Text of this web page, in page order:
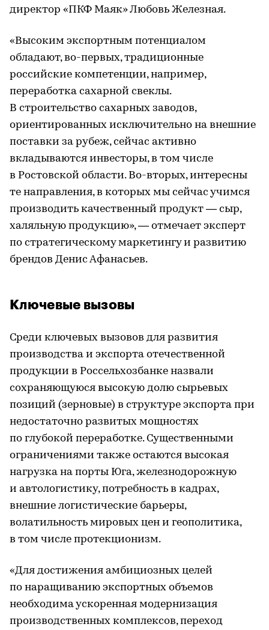
директор «ПКФ Маяк» Любовь Железная.
«Высоким экспортным потенциалом
обладают, во-первых, традиционные
российские компетенции, например,
переработка сахарной свеклы.
В строительство сахарных заводов,
ориентированных исключительно на внешние
поставки за рубеж, сейчас активно
вкладываются инвесторы, в том числе
в Ростовской области. Во-вторых, интересны
те направления, в которых мы сейчас учимся
производить качественный продукт — сыр,
халяльную продукцию», — отмечает эксперт
по стратегическому маркетингу и развитию
брендов Денис Афанасьев.
Ключевые вызовы
Среди ключевых вызовов для развития
производства и экспорта отечественной
продукции в Россельхозбанке назвали
сохраняющуюся высокую долю сырьевых
позиций (зерновые) в структуре экспорта при
недостаточно развитых мощностях
по глубокой переработке. Существенными
ограничениями также остаются высокая
нагрузка на порты Юга, железнодорожную
и автологистику, потребность в кадрах,
внешние логистические барьеры,
волатильность мировых цен и геополитика,
в том числе протекционизм.
«Для достижения амбициозных целей
по наращиванию экспортных объемов
необходима ускоренная модернизация
производственных комплексов, переход